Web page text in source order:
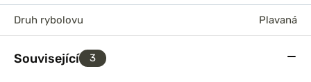
Druh rybolovu Plavaná
Související 3